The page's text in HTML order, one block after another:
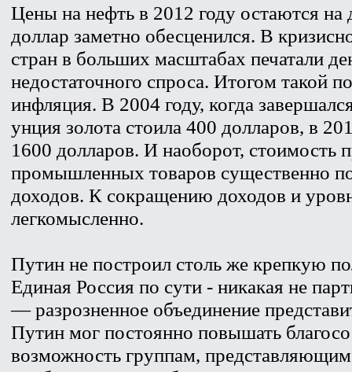
Цены на нефть в 2012 году остаются на
доллар заметно обесценился. В
стран в больших масштабах печатали
недостаточного спроса. Итогом такой
инфляция. В 2004 году, когда
унция золота стоила 400 долларов, в
1600 долларов. И наоборот, стоимость
промышленных товаров существенно
доходов. К сокращению доходов и
легкомысленно.
Путин не построил столь же крепкую
Единая Россия по сути - никакая не
— разрозненное объединение
Путин мог постоянно повышать
возможность группам,